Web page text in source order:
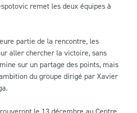
remet les deux équipes à
partie de la rencontre, les
aller chercher la victoire, sans
sur un partage des points, mais
du groupe dirigé par Xavier
le 13 décembre au Centre